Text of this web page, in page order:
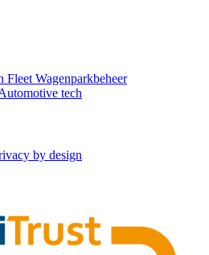
Fleet Wagenparkbeheer
tech
by design